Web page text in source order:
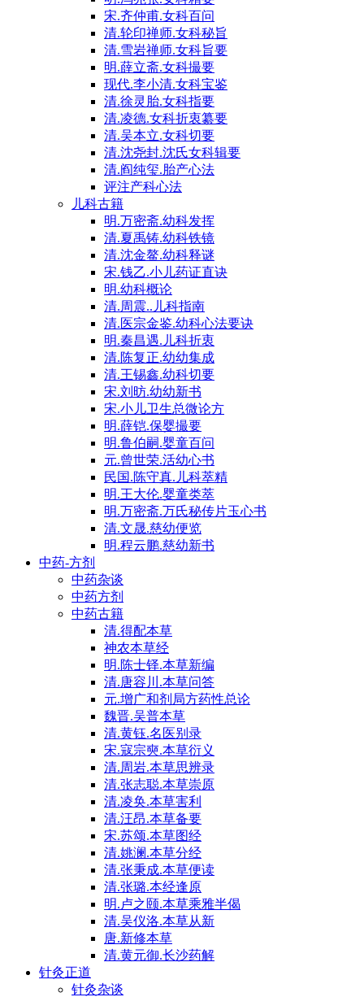
宋.齐仲甫.女科百问
清.轮印禅师.女科秘旨
清.雪岩禅师.女科旨要
明.薛立斋.女科撮要
现代.李小清.女科宝鉴
清.徐灵胎.女科指要
清.凌德.女科折衷纂要
清.吴本立.女科切要
清.沈尧封.沈氏女科辑要
清.阎纯玺.胎产心法
评注产科心法
儿科古籍
明.万密斋.幼科发挥
清.夏禹铸.幼科铁镜
清.沈金鳌.幼科释谜
宋.钱乙.小儿药证直诀
明.幼科概论
清.周震..儿科指南
清.医宗金鉴.幼科心法要诀
明.秦昌遇.儿科折衷
清.陈复正.幼幼集成
清.王锡鑫.幼科切要
宋.刘昉.幼幼新书
宋.小儿卫生总微论方
明.薛铠.保婴撮要
明.鲁伯嗣.婴童百问
元.曾世荣.活幼心书
民国.陈守真.儿科萃精
明.王大伦.婴童类萃
明.万密斋.万氏秘传片玉心书
清.文晟.慈幼便览
明.程云鹏.慈幼新书
中药-方剂
中药杂谈
中药方剂
中药古籍
清.得配本草
神农本草经
明.陈士铎.本草新编
清.唐容川.本草问答
元.增广和剂局方药性总论
魏晋.吴普本草
清.黄钰.名医别录
宋.寇宗奭.本草衍义
清.周岩.本草思辨录
清.张志聪.本草崇原
清.凌奂.本草害利
清.汪昂.本草备要
宋.苏颂.本草图经
清.姚澜.本草分经
清.张秉成.本草便读
清.张璐.本经逢原
明.卢之颐.本草乘雅半偈
清.吴仪洛.本草从新
唐.新修本草
清.黄元御.长沙药解
针灸正道
针灸杂谈